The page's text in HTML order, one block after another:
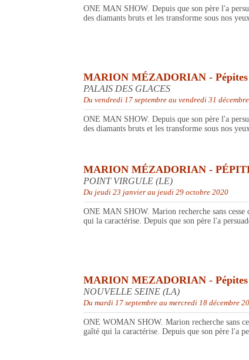
ONE MAN SHOW. Depuis que son père l'a
des diamants bruts et les transforme sous nos
MARION MÉZADORIAN - Pépites
PALAIS DES GLACES
Du vendredi 17 septembre au vendredi 31
ONE MAN SHOW. Depuis que son père l'a
des diamants bruts et les transforme sous nos
MARION MÉZADORIAN -
POINT VIRGULE (LE)
Du jeudi 23 janvier au jeudi 29 octobre 2020
ONE MAN SHOW. Marion recherche sans cesse
qui la caractérise. Depuis que son père l'a
MARION MEZADORIAN - Pépites
NOUVELLE SEINE (LA)
Du mardi 17 septembre au mercredi 18 décembre
ONE WOMAN SHOW. Marion recherche sans
gaîté qui la caractérise. Depuis que son père l'a